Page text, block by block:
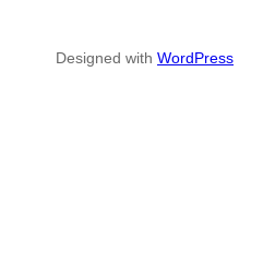
Designed with WordPress